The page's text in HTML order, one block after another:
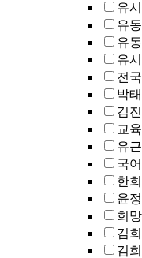
유
유
유
유
전
박
김
교
유
국
한
윤
희
김
김